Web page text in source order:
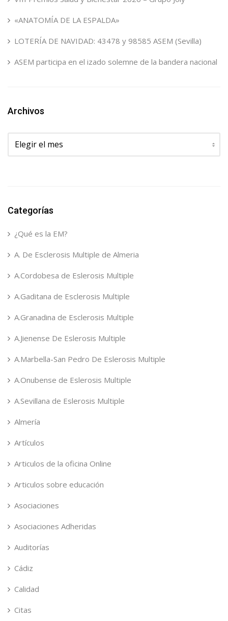
«ANATOMÍA DE LA ESPALDA»
LOTERÍA DE NAVIDAD: 43478 y 98585 ASEM (Sevilla)
ASEM participa en el izado solemne de la bandera nacional
Archivos
Archivos
Categorías
¿Qué es la EM?
A. De Esclerosis Multiple de Almeria
A.Cordobesa de Eslerosis Multiple
A.Gaditana de Esclerosis Multiple
A.Granadina de Esclerosis Multiple
A.Jienense De Eslerosis Multiple
A.Marbella-San Pedro De Eslerosis Multiple
A.Onubense de Eslerosis Multiple
A.Sevillana de Eslerosis Multiple
Almería
Artículos
Articulos de la oficina Online
Articulos sobre educación
Asociaciones
Asociaciones Adheridas
Auditorías
Cádiz
Calidad
Citas